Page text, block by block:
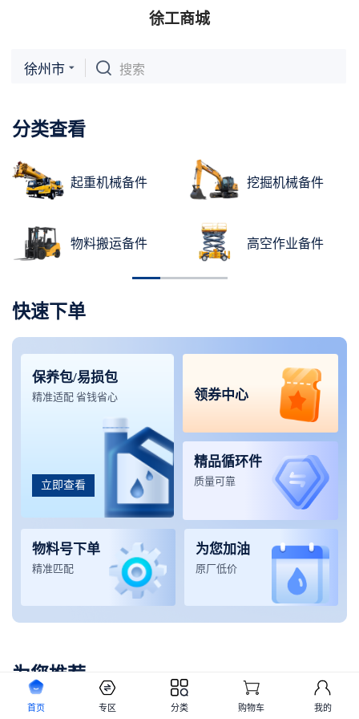
徐工商城
徐州市 搜索
分类查看
起重机械备件
物料搬运备件
挖掘机械备件
高空作业备件
快速下单
保养包/易损包
精准适配 省钱省心
立即查看
领券中心
精品循环件
质量可靠
物料号下单
精准匹配
为您加油
原厂低价
为您推荐
首页 专区 分类 购物车 我的